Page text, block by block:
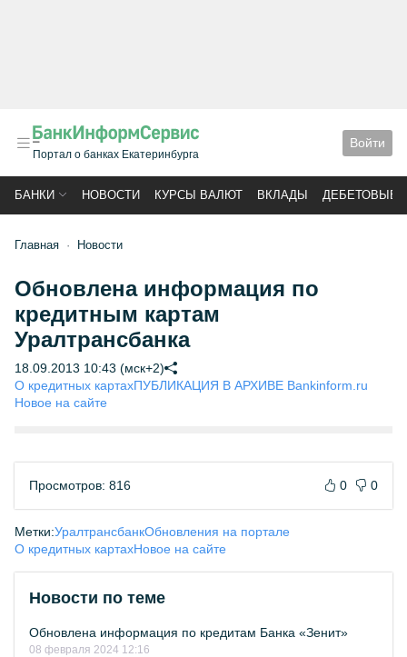
Портал о банках Екатеринбурга
Войти
БАНКИ НОВОСТИ КУРСЫ ВАЛЮТ ВКЛАДЫ ДЕБЕТОВЫЕ
Главная Новости
Обновлена информация по
кредитным картам
Уралтрансбанка
18.09.2013 10:43 (мск+2)
О кредитных картахПУБЛИКАЦИЯ В АРХИВЕ Bankinform.ru
Новое на сайте
Просмотров: 816 0 0
Метки:УралтрансбанкОбновления на портале
О кредитных картахНовое на сайте
Новости по теме
Обновлена информация по кредитам Банка «Зенит»
08 февраля 2024 12:16